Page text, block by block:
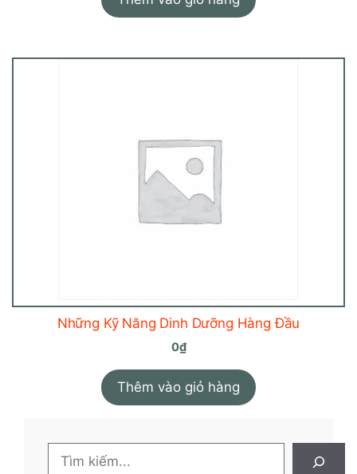
49₫. là:
Những Kỹ Năng Dinh Dưỡng Hàng Đầu
0₫
Thêm vào giỏ hàng
Tìm